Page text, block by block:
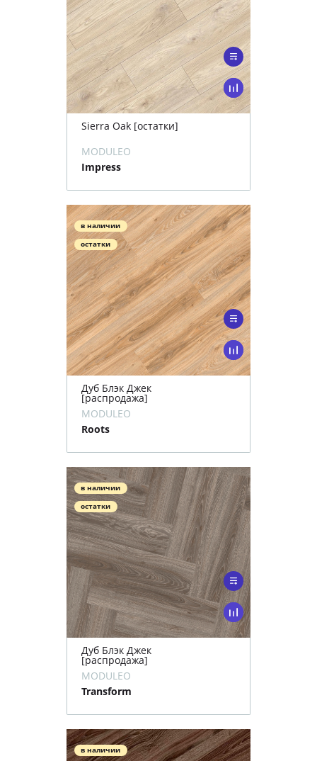
Sierra Oak [остатки]
MODULEO
Impress
в наличии
остатки
Дуб Блэк Джек
[распродажа]
MODULEO
Roots
в наличии
остатки
Дуб Блэк Джек
[распродажа]
MODULEO
Transform
в наличии